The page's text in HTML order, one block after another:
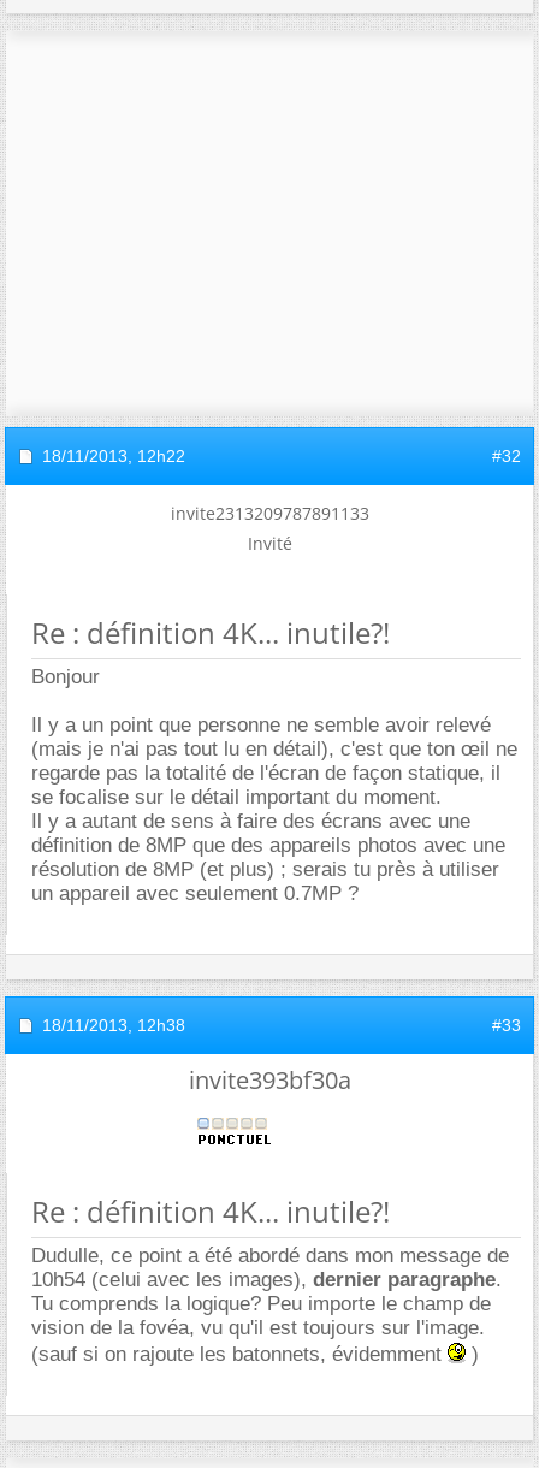
18/11/2013, 12h22 #32
invite2313209787891133
Invité
Re : définition 4K... inutile?!
Bonjour
Il y a un point que personne ne semble avoir relevé
(mais je n'ai pas tout lu en détail), c'est que ton œil ne
regarde pas la totalité de l'écran de façon statique, il
se focalise sur le détail important du moment.
Il y a autant de sens à faire des écrans avec une
définition de 8MP que des appareils photos avec une
résolution de 8MP (et plus) ; serais tu près à utiliser
un appareil avec seulement 0.7MP ?
18/11/2013, 12h38 #33
invite393bf30a
Re : définition 4K... inutile?!
Dudulle, ce point a été abordé dans mon message de
10h54 (celui avec les images), dernier paragraphe.
Tu comprends la logique? Peu importe le champ de
vision de la fovéa, vu qu'il est toujours sur l'image.
(sauf si on rajoute les batonnets, évidemment
)